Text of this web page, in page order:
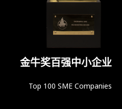
金牛奖百强中小企业
Top 100 SME Companies